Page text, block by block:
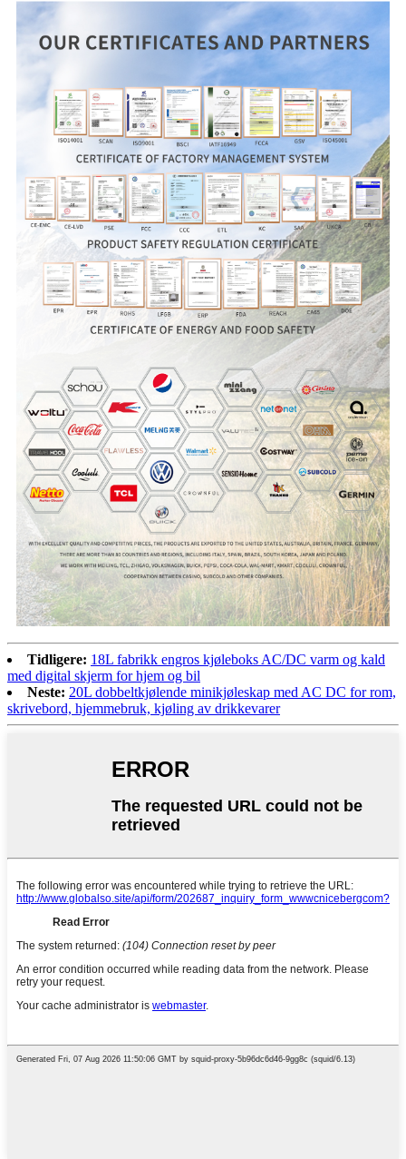
Tidligere: 18L fabrikk engros kjøleboks AC/DC varm og kald
med digital skjerm for hjem og bil
Neste: 20L dobbeltkjølende minikjøleskap med AC DC for rom,
skrivebord, hjemmebruk, kjøling av drikkevarer